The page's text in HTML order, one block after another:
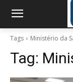
Tags Ministério da
Tag: